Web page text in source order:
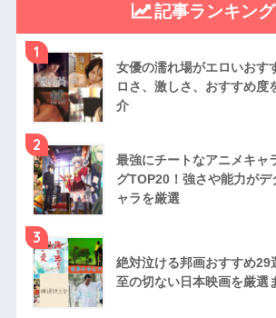
記事ランキング
1
女優の濡れ場がエロいおす
ロさ、激しさ、おすすめ度
介
2
最強にチートなアニメキャ
グTOP20！強さや能力がデ
ャラを厳選
3
絶対泣ける邦画おすすめ29
至の切ない日本映画を厳選